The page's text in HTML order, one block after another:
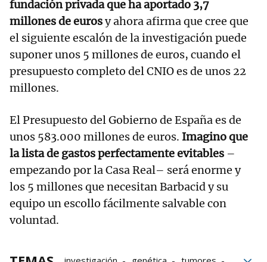
fundación privada que ha aportado 3,7
millones de eurosy ahora afirma que cree que
el siguiente escalón de la investigación puede
suponer unos 5 millones de euros, cuando el
presupuesto completo del CNIO es de unos 22
millones.
El Presupuesto del Gobierno de España es de
unos 583.000 millones de euros. Imagino que
la lista de gastos perfectamente evitables –
empezando por la Casa Real– será enorme y
los 5 millones que necesitan Barbacid y su
equipo un escollo fácilmente salvable con
voluntad.